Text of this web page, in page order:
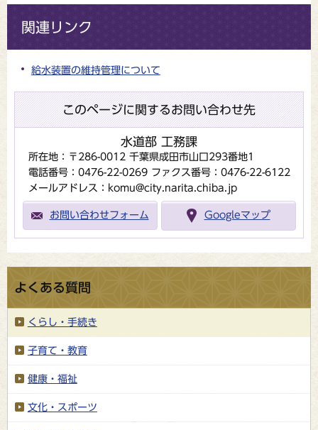
関連リンク
給水装置の維持管理について
このページに関するお問い合わせ先
水道部 工務課
所在地：〒286-0012 千葉県成田市山口293番地1
電話番号：0476-22-0269 ファクス番号：0476-22-6122
メールアドレス：komu@city.narita.chiba.jp
お問い合わせフォーム Googleマップ
よくある質問
くらし・手続き
子育て・教育
健康・福祉
文化・スポーツ